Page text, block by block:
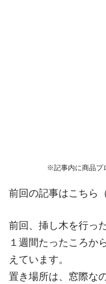
※記事内に商品プ
前回の記事はこちら
前回、挿し木を行っ
１週間たったころか
えています。
置き場所は、窓際な